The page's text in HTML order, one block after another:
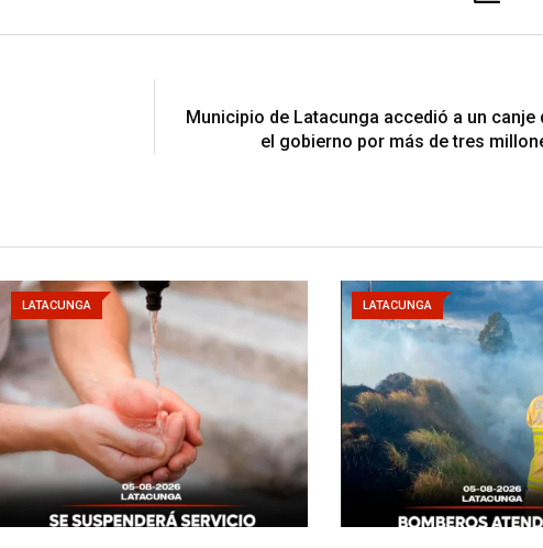
Municipio de Latacunga accedió a un canje
el gobierno por más de tres
LATACUNGA LATACUNGA